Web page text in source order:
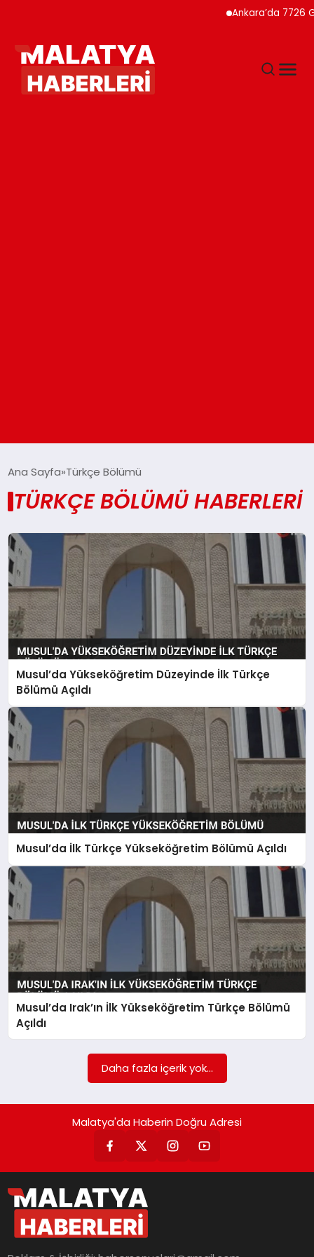
Ankara’da 7726
GÜNDEM
DÜNYA
EĞITIM
EKONOMI
MAGAZIN
SAĞLIK
SIYASET
SPOR
Ana Sayfa Türkçe Bölümü
TÜRKÇE BÖLÜMÜ HABERLERI
Musul’da Yükseköğretim Düzeyinde İlk Türkçe
Bölümü Açıldı
Musul’da İlk Türkçe Yükseköğretim Bölümü Açıldı
Musul’da Irak’ın İlk Yükseköğretim Türkçe Bölümü
Açıldı
Daha fazla içerik yok...
Malatya'da Haberin Doğru Adresi